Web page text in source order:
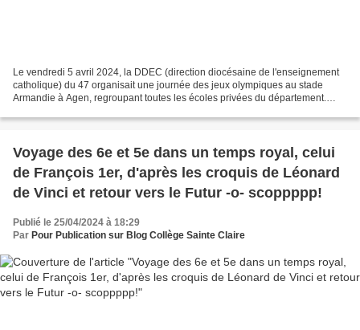
Le vendredi 5 avril 2024, la DDEC (direction diocésaine de l'enseignement
catholique) du 47 organisait une journée des jeux olympiques au stade
Armandie à Agen, regroupant toutes les écoles privées du département.
Voyage des 6e et 5e dans un temps royal, celui
de François 1er, d'après les croquis de Léonard
de Vinci et retour vers le Futur -o- scoppppp!
Publié le 25/04/2024 à 18:29
Par Pour Publication sur Blog Collège Sainte Claire